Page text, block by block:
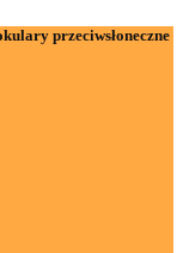
przeciwsłoneczne